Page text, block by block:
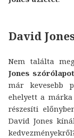
David
Nem találta
Jones szórólapot
már kevesebb
ehelyett a
részesíti
David Jones